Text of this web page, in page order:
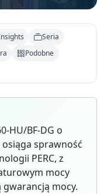
Seria
Podobne
HU/BF-DG o
sprawność
PERC, z
mocy
gwarancją mocy.